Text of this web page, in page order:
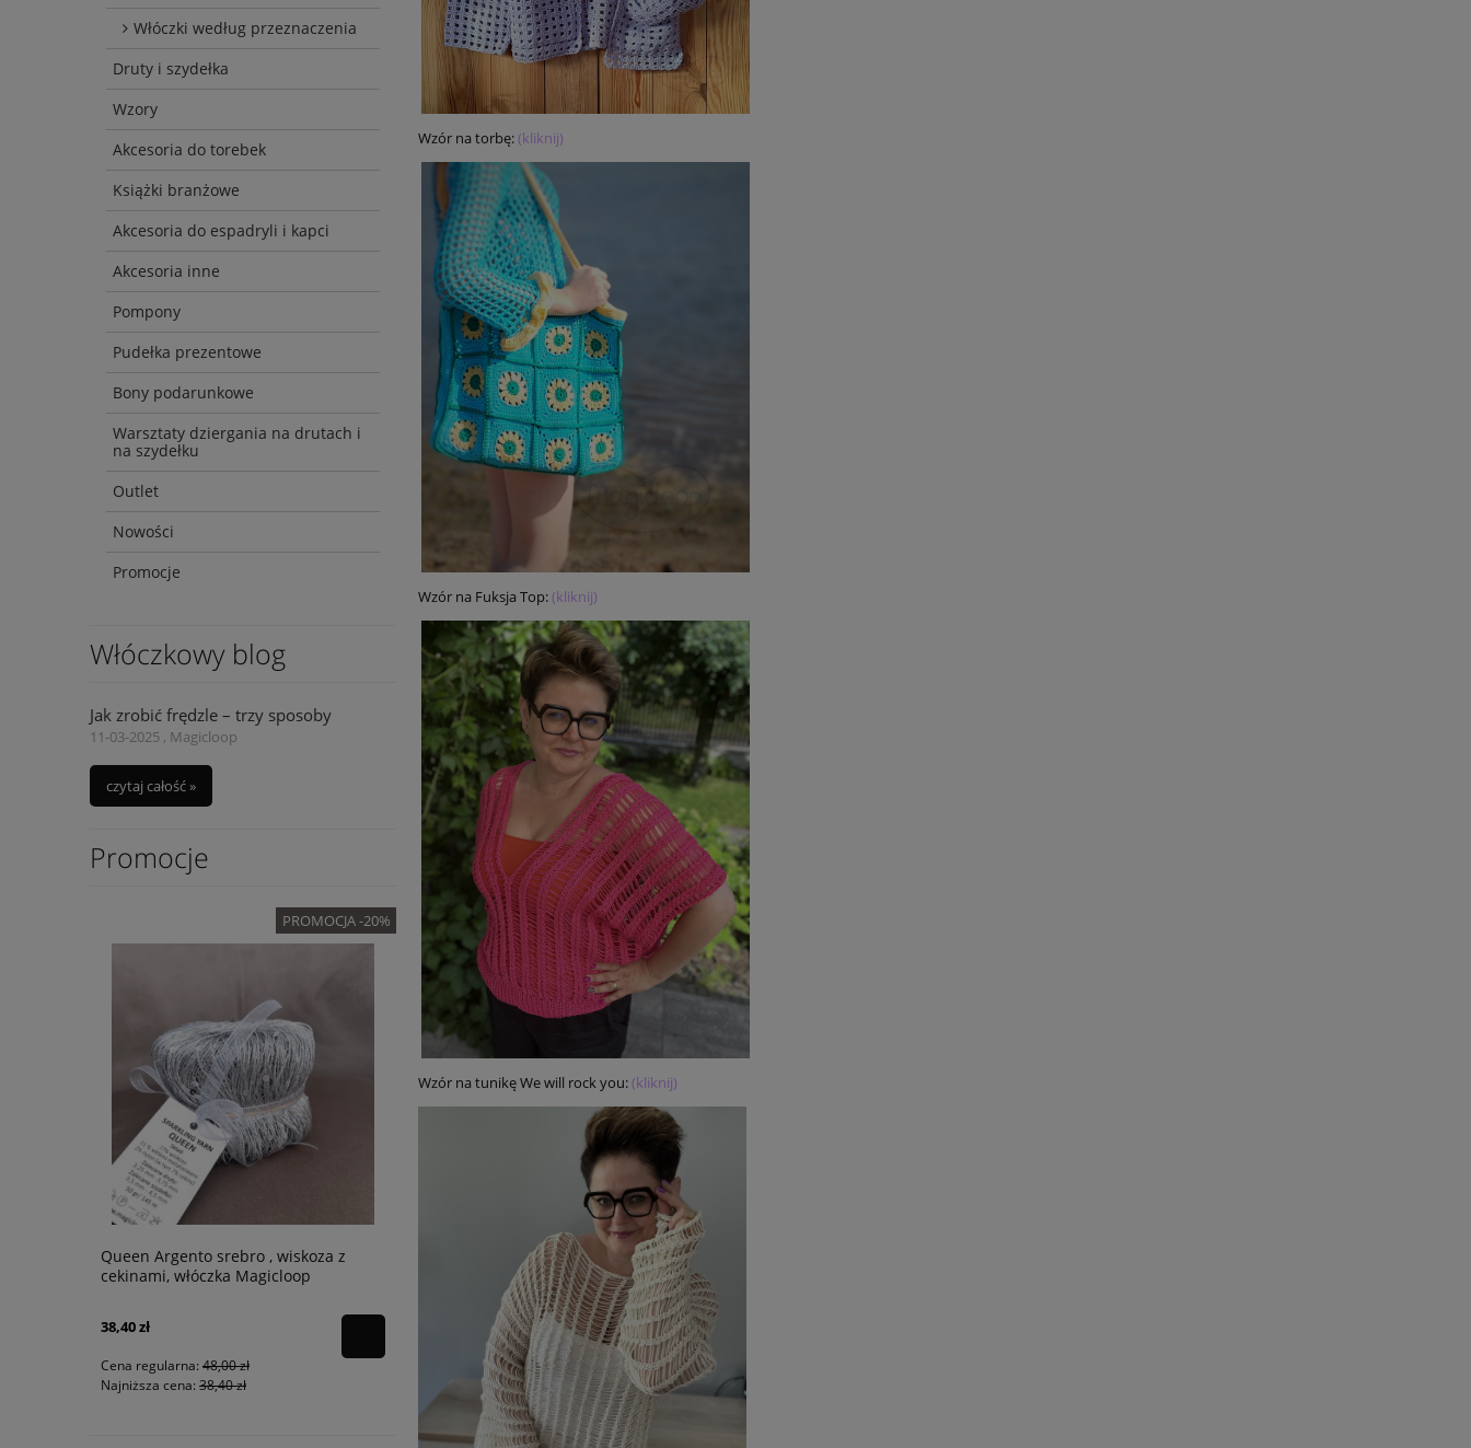
Włóczki według przeznaczenia
Druty i szydełka
Wzory
Akcesoria do torebek
Książki branżowe
Akcesoria do espadryli i kapci
Akcesoria inne
Pompony
Pudełka prezentowe
Bony podarunkowe
Warsztaty dziergania na drutach i
na szydełku
Outlet
Nowości
Promocje
Włóczkowy blog
Jak zrobić frędzle – trzy sposoby
11-03-2025 , Magicloop
czytaj całość »
Promocje
PROMOCJA -20%
Queen Argento srebro , wiskoza z
cekinami, włóczka Magicloop
38,40 zł
Cena regularna: 48,00 zł
Najniższa cena: 38,40 zł
PROMOCJA -20%
Concept Combine & Pailletes 63
Średni Niebieski | Włóczka Katia |
Cena regularna:12,76 zł
Najniższa cena:12,76 zł
Cena regularna:
Najniższa cena:
Wzór na torbę:(kliknij)
Wzór na Fuksja Top:(kliknij)
Wzór na tunikę We will rock you:(kliknij)